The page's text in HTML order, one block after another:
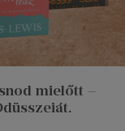
mielőtt –